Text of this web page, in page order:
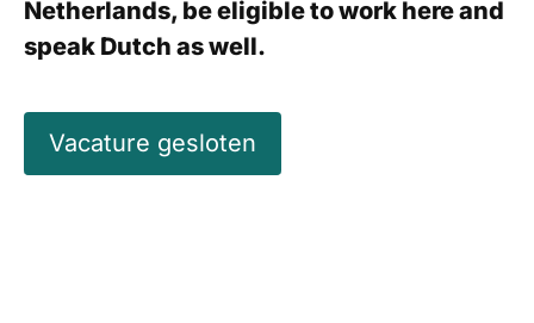
Netherlands, be eligible to work here and
speak Dutch as well.
Vacature gesloten